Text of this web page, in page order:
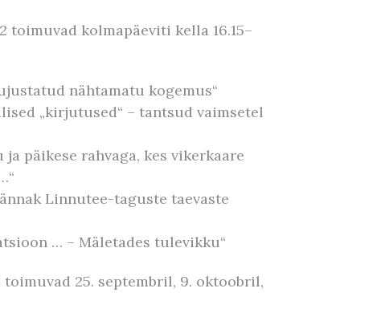
toimuvad kolmapäeviti kella 16.15–
nähtamatu kogemus“
„kirjutused“ – tantsud vaimsetel
ja päikese rahvaga, kes vikerkaare
Linnutee-taguste taevaste
… – Mäletades tulevikku“
25. septembril, 9. oktoobril,